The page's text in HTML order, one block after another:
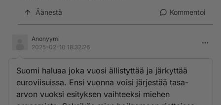
Äänestä Kommentoi
Anonyymi
2025-02-10 18:32:26
Suomi haluaa joka vuosi ällistyttää ja järkyttää
euroviisuissa. Ensi vuonna voisi järjestää tasa-
arvon vuoksi esityksen vaihteeksi miehen